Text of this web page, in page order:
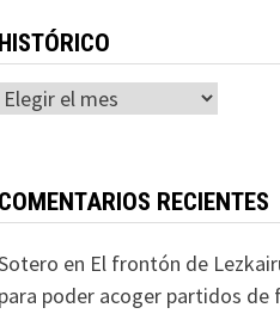
HISTÓRICO
Histórico
COMENTARIOS RECIENTES
en El frontón de
para poder acoger partidos de